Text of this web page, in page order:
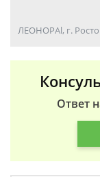
ЛЕОНОРАl, г.
Ответ